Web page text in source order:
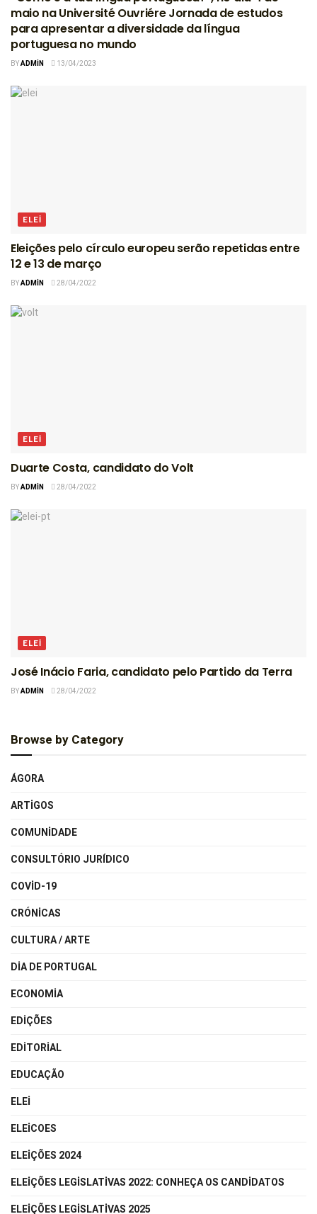
maio na Université Ouvriére Jornada de estudos
para apresentar a diversidade da língua
portuguesa no mundo
BYADMIN 13/04/2023
ELEI
Eleições pelo círculo europeu serão repetidas entre
12 e 13 de março
BYADMIN 28/04/2022
ELEI
Duarte Costa, candidato do Volt
BYADMIN 28/04/2022
ELEI
José Inácio Faria, candidato pelo Partido da Terra
BYADMIN 28/04/2022
Browse by Category
ÁGORA
ARTIGOS
COMUNIDADE
CONSULTÓRIO JURÍDICO
COVID-19
CRÓNICAS
CULTURA / ARTE
DIA DE PORTUGAL
ECONOMIA
EDIÇÕES
EDITORIAL
EDUCAÇÃO
ELEI
ELEICOES
ELEIÇÕES 2024
ELEIÇÕES LEGISLATIVAS 2022: CONHEÇA OS CANDIDATOS
ELEIÇÕES LEGISLATIVAS 2025